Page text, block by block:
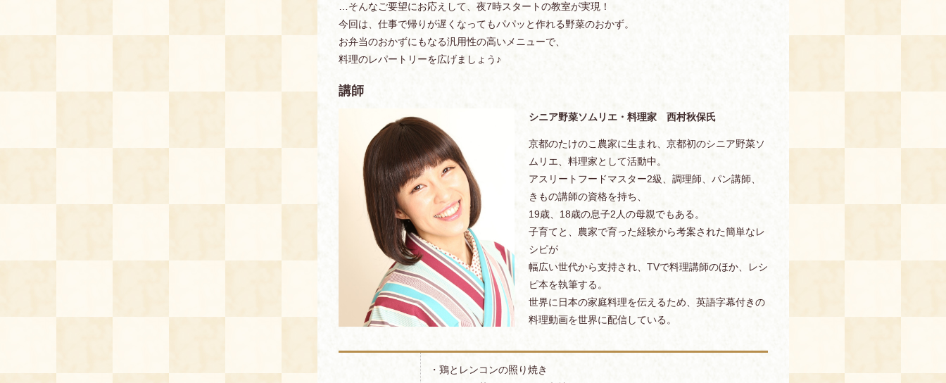
…そんなご要望にお応えして、夜7時スタートの教室が実現！
今回は、仕事で帰りが遅くなってもパパッと作れる野菜のおかず。
お弁当のおかずにもなる汎用性の高いメニューで、
料理のレパートリーを広げましょう♪
講師
シニア野菜ソムリエ・料理家 西村秋保氏
京都のたけのこ農家に生まれ、京都初のシニア野菜ソ
ムリエ、料理家として活動中。
アスリートフードマスター2級、調理師、パン講師、
きもの講師の資格を持ち、
19歳、18歳の息子2人の母親でもある。
子育てと、農家で育った経験から考案された簡単なレ
シピが
幅広い世代から支持され、TVで料理講師のほか、レシ
ピ本を執筆する。
世界に日本の家庭料理を伝えるため、英語字幕付きの
料理動画を世界に配信している。
・鶏とレンコンの照り焼き